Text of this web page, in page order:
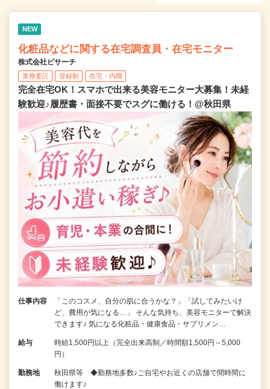
NEW
化粧品などに関する在宅調査員・在宅モニター
株式会社ビサーチ
業務委託 登録制 在宅・内職
完全在宅OK！スマホで出来る美容モニター大募集！未経
験歓迎♪履歴書・面接不要でスグに働ける！@秋田県
仕事内容
「このコスメ、自分の肌に合うかな？」「試してみたいけ
ど、費用が気になる…」 そんな気持ち、美容モニターで解決
できます♪ 気になる化粧品・健康食品・サプリメン…
給与
時給1,500円以上（完全出来高制／時間額1,500円～5,000
円）
勤務地
秋田県等 ◆勤務地多数♪ご自宅やお近くの店舗で間時間に
働けます♪